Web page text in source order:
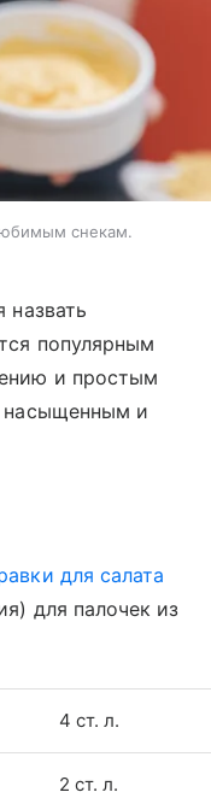
снекам.
назвать
популярным
и простым
насыщенным и
для салата
для палочек из
4 ст. л.
2 ст. л.